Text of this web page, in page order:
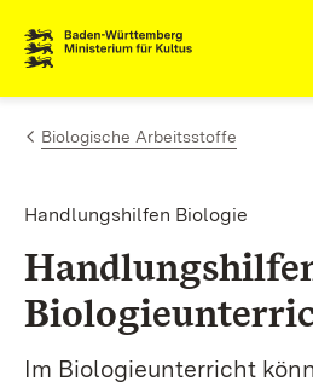
Zum Inhalt springen
Link zur Startseite
Biologische Arbeitsstoffe
Handlungshilfen Biologie
Im Biologieunterricht